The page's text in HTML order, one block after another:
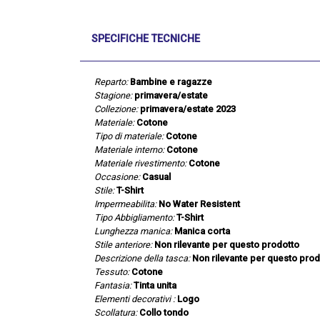
SPECIFICHE TECNICHE
Reparto: Bambine e ragazze
Stagione: primavera/estate
Collezione: primavera/estate 2023
Materiale: Cotone
Tipo di materiale: Cotone
Materiale interno: Cotone
Materiale rivestimento: Cotone
Occasione: Casual
Stile: T-Shirt
Impermeabilita: No Water Resistent
Tipo Abbigliamento: T-Shirt
Lunghezza manica: Manica corta
Stile anteriore: Non rilevante per questo prodotto
Descrizione della tasca: Non rilevante per questo
Tessuto: Cotone
Fantasia: Tinta unita
Elementi decorativi : Logo
Scollatura: Collo tondo